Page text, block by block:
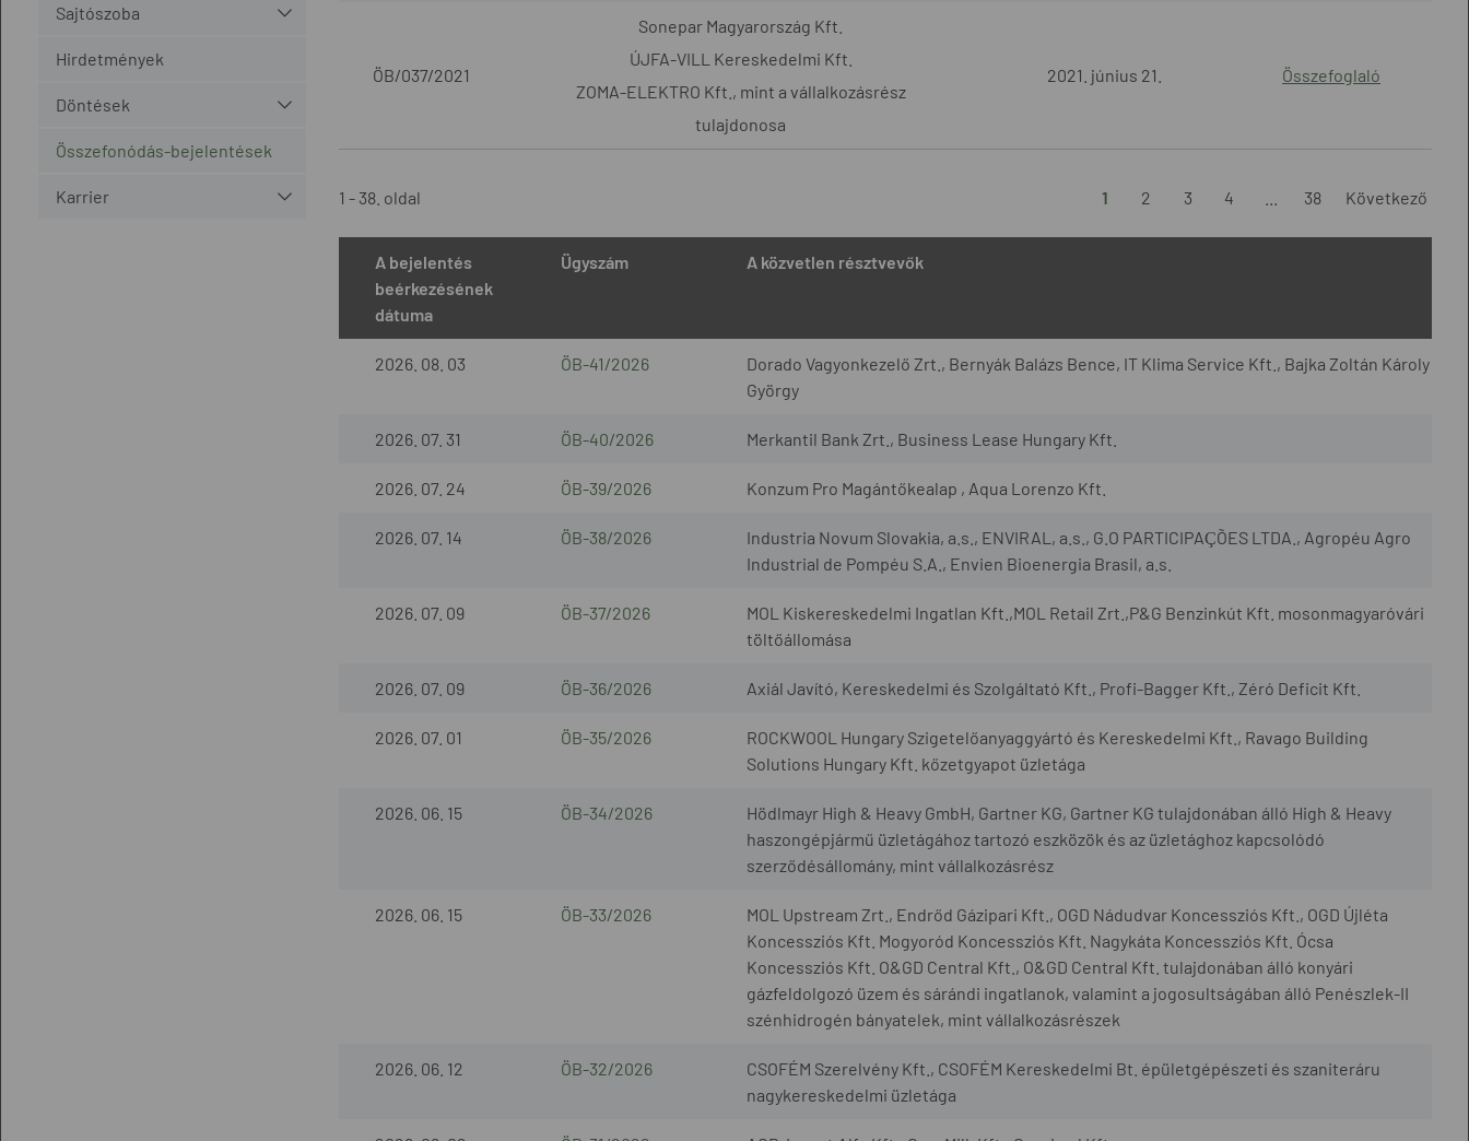
Sajtószoba
Hirdetmények
Döntések
Összefonódás-bejelentések
Karrier
ÖB/037/2021
Sonepar Magyarország Kft.
ÚJFA-VILL Kereskedelmi Kft.
ZOMA-ELEKTRO Kft., mint a vállalkozásrész
tulajdonosa
2021. június 21. Összefoglaló
1 - 38. oldal 1 2 3 4 38 Következő
A bejelentés
beérkezésének
dátuma
Ügyszám A közvetlen résztvevők
2026. 08. 03 ÖB-41/2026
Dorado Vagyonkezelő Zrt., Bernyák Balázs Bence, IT Klima Service Kft., Bajka Zoltán Károly
György
2026. 07. 31 ÖB-40/2026 Merkantil Bank Zrt., Business Lease Hungary Kft.
2026. 07. 24 ÖB-39/2026 Konzum Pro Magántőkealap , Aqua Lorenzo Kft.
2026. 07. 14 ÖB-38/2026
Industria Novum Slovakia, a.s., ENVIRAL, a.s., G.O PARTICIPAÇÕES LTDA., Agropéu Agro
Industrial de Pompéu S.A., Envien Bioenergia Brasil, a.s.
2026. 07. 09 ÖB-37/2026
MOL Kiskereskedelmi Ingatlan Kft.,MOL Retail Zrt.,P&G Benzinkút Kft. mosonmagyaróvári
töltőállomása
2026. 07. 09 ÖB-36/2026 Axiál Javító, Kereskedelmi és Szolgáltató Kft., Profi-Bagger Kft., Zéró Deficit Kft.
2026. 07. 01 ÖB-35/2026
ROCKWOOL Hungary Szigetelőanyaggyártó és Kereskedelmi Kft., Ravago Building
Solutions Hungary Kft. kőzetgyapot üzletága
2026. 06. 15 ÖB-34/2026
Hödlmayr High & Heavy GmbH, Gartner KG, Gartner KG tulajdonában álló High & Heavy
haszongépjármű üzletágához tartozó eszközök és az üzletághoz kapcsolódó
szerződésállomány, mint vállalkozásrész
2026. 06. 15 ÖB-33/2026
MOL Upstream Zrt., Endrőd Gázipari Kft., OGD Nádudvar Koncessziós Kft., OGD Újléta
Koncessziós Kft. Mogyoród Koncessziós Kft. Nagykáta Koncessziós Kft. Ócsa
Koncessziós Kft. O&GD Central Kft., O&GD Central Kft. tulajdonában álló konyári
gázfeldolgozó üzem és sárándi ingatlanok, valamint a jogosultságában álló Penészlek-II
szénhidrogén bányatelek, mint vállalkozásrészek
2026. 06. 12 ÖB-32/2026
CSOFÉM Szerelvény Kft., CSOFÉM Kereskedelmi Bt. épületgépészeti és szaniteráru
nagykereskedelmi üzletága